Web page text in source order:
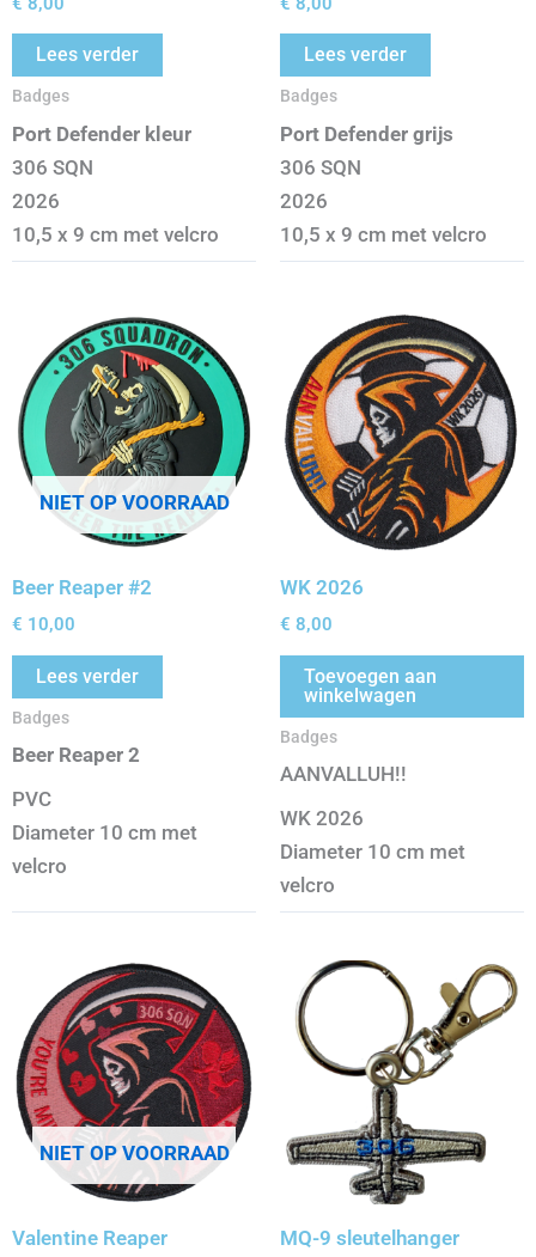
Lees verder
Badges
Port Defender kleur
306 SQN
2026
10,5 x 9 cm met velcro
Lees verder
Badges
Port Defender grijs
306 SQN
2026
10,5 x 9 cm met velcro
NIET OP VOORRAAD
Beer Reaper #2
€ 10,00
Lees verder
Badges
Beer Reaper 2
PVC
Diameter 10 cm met
velcro
WK 2026
€ 8,00
Toevoegen aan
winkelwagen
Badges
AANVALLUH!!
WK 2026
Diameter 10 cm met
velcro
NIET OP VOORRAAD
Valentine Reaper MQ-9 sleutelhanger